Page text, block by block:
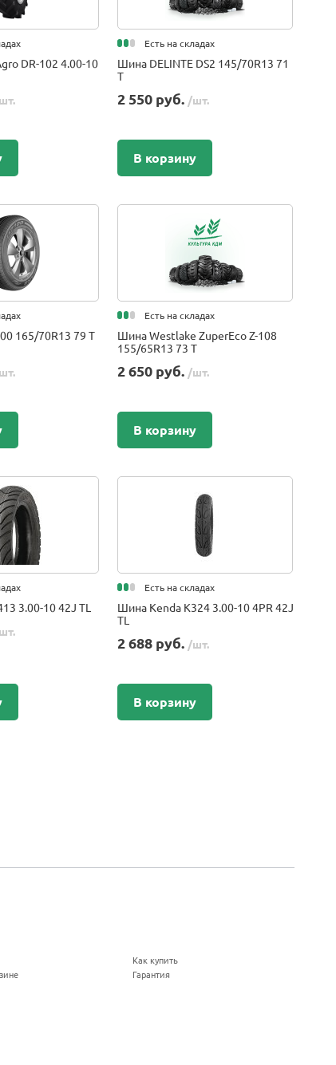
DR-102 4.00-10
Есть на складах
Шина DELINTE DS2 145/70R13 71
T
2 550 руб. /шт.
В корзину
165/70R13 79 T
Есть на складах
Шина Westlake ZuperEco Z-108
155/65R13 73 T
2 650 руб. /шт.
В корзину
3.00-10 42J TL
Есть на складах
Шина Kenda K324 3.00-10 4PR 42J
TL
2 688 руб. /шт.
В корзину
Как купить
Гарантия